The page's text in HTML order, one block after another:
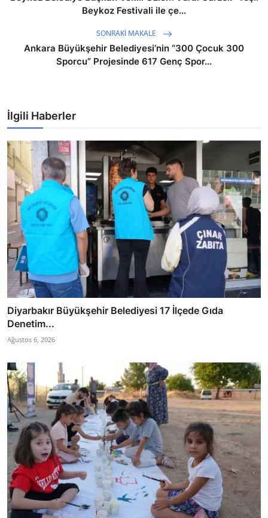
Beykoz Festivali ile çe...
SONRAKI MAKALE
Ankara Büyükşehir Belediyesi’nin “300 Çocuk 300
Sporcu” Projesinde 617 Genç Spor...
İlgili Haberler
Diyarbakır Büyükşehir Belediyesi 17 İlçede Gıda
Denetim...
Ağustos 6, 2026